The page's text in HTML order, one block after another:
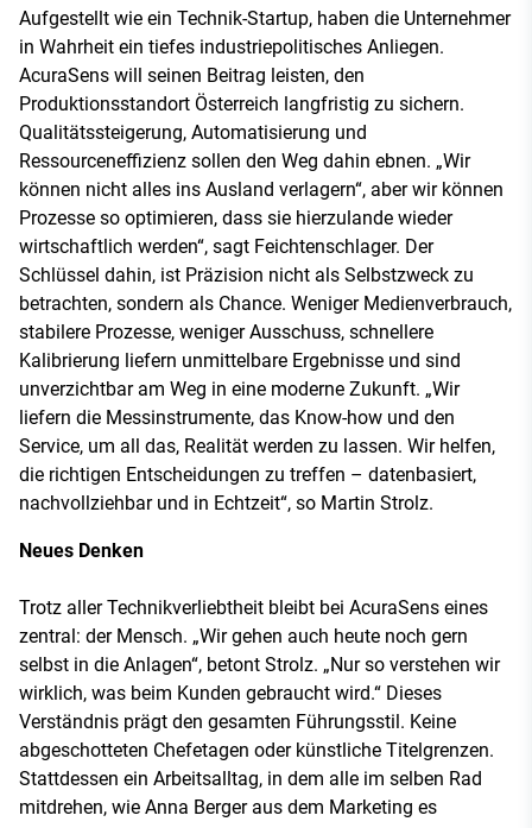
Aufgestellt wie ein Technik-Startup, haben die Unternehmer
in Wahrheit ein tiefes industriepolitisches Anliegen.
AcuraSens will seinen Beitrag leisten, den
Produktionsstandort Österreich langfristig zu sichern.
Qualitätssteigerung, Automatisierung und
Ressourceneffizienz sollen den Weg dahin ebnen. „Wir
können nicht alles ins Ausland verlagern“, aber wir können
Prozesse so optimieren, dass sie hierzulande wieder
wirtschaftlich werden“, sagt Feichtenschlager. Der
Schlüssel dahin, ist Präzision nicht als Selbstzweck zu
betrachten, sondern als Chance. Weniger Medienverbrauch,
stabilere Prozesse, weniger Ausschuss, schnellere
Kalibrierung liefern unmittelbare Ergebnisse und sind
unverzichtbar am Weg in eine moderne Zukunft. „Wir
liefern die Messinstrumente, das Know-how und den
Service, um all das, Realität werden zu lassen. Wir helfen,
die richtigen Entscheidungen zu treffen – datenbasiert,
nachvollziehbar und in Echtzeit“, so Martin Strolz.
Neues Denken
Trotz aller Technikverliebtheit bleibt bei AcuraSens eines
zentral: der Mensch. „Wir gehen auch heute noch gern
selbst in die Anlagen“, betont Strolz. „Nur so verstehen wir
wirklich, was beim Kunden gebraucht wird.“ Dieses
Verständnis prägt den gesamten Führungsstil. Keine
abgeschotteten Chefetagen oder künstliche Titelgrenzen.
Stattdessen ein Arbeitsalltag, in dem alle im selben Rad
mitdrehen, wie Anna Berger aus dem Marketing es